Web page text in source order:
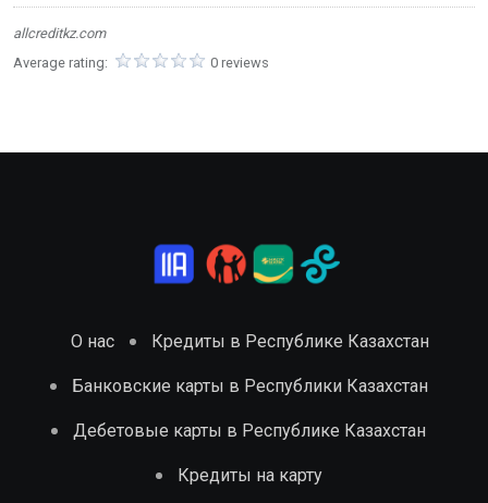
allcreditkz.com
Average rating:
0 reviews
О нас Кредиты в Республике Казахстан
Банковские карты в Республики Казахстан
Дебетовые карты в Республике Казахстан
Кредиты на карту